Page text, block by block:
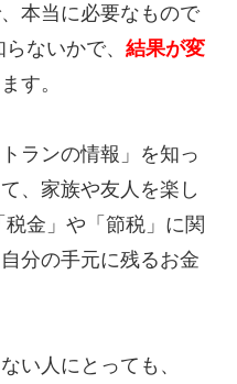
本当に必要なもので
ないかで、 結果が変
す。
ランの情報」を知っ
、家族や友人を楽し
金」や「節税」に関
分の手元に残るお金
い人にとっても、